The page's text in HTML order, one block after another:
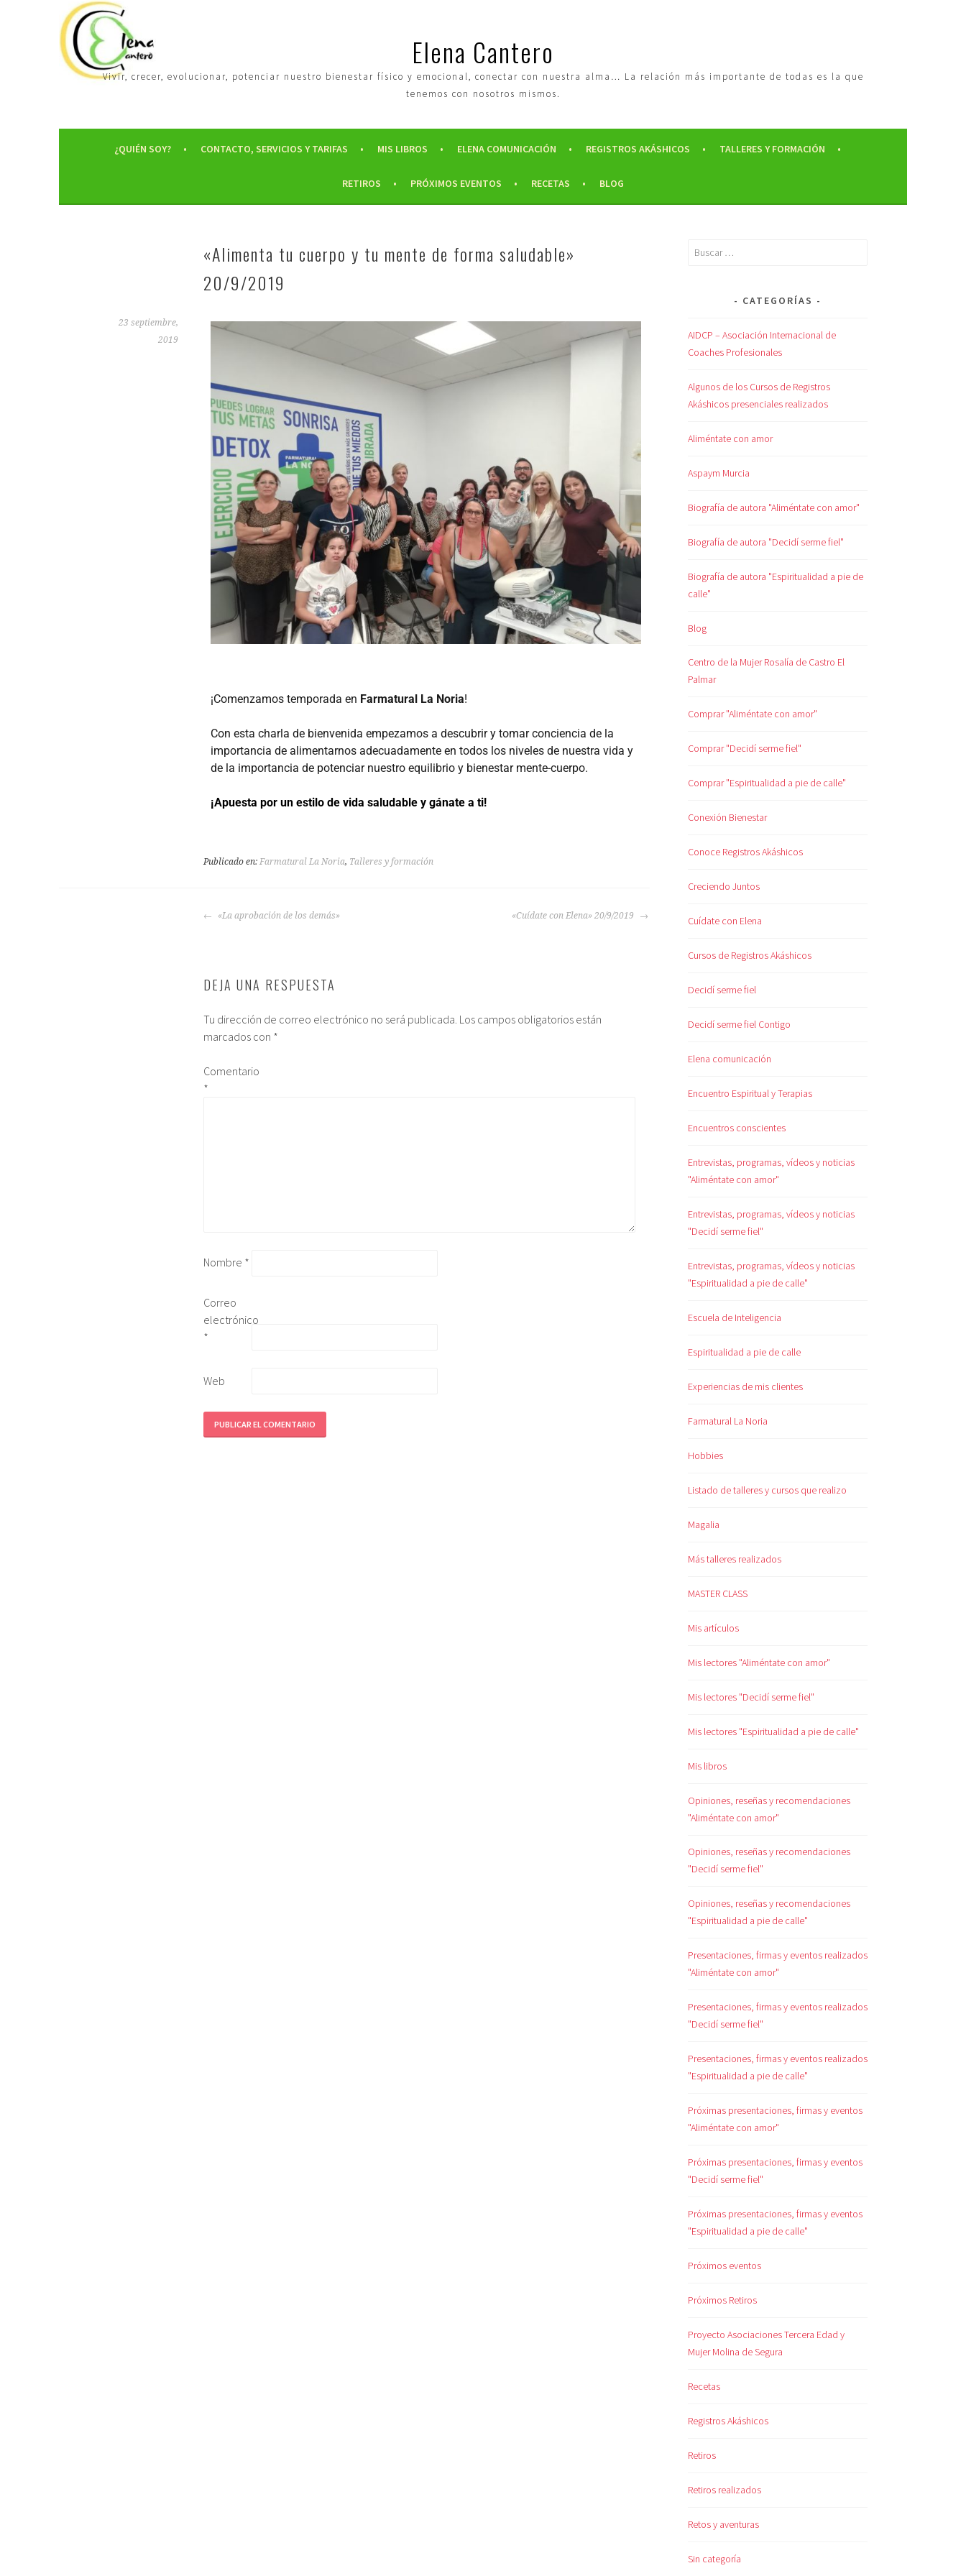
Elena Cantero
Vivir, crecer, evolucionar, potenciar nuestro bienestar físico y emocional, conectar con nuestra alma… La relación más importante de todas es la que
tenemos con nosotros mismos.
¿QUIÉN SOY? CONTACTO, SERVICIOS Y TARIFAS MIS LIBROS ELENA COMUNICACIÓN REGISTROS AKÁSHICOS TALLERES Y FORMACIÓN
RETIROS PRÓXIMOS EVENTOS RECETAS BLOG
«Alimenta tu cuerpo y tu mente de forma saludable»
20/9/2019
23 septiembre,
2019
¡Comenzamos temporada en Farmatural La Noria!
Con esta charla de bienvenida empezamos a descubrir y tomar conciencia de la
importancia de alimentarnos adecuadamente en todos los niveles de nuestra vida y
de la importancia de potenciar nuestro equilibrio y bienestar mente-cuerpo.
¡Apuesta por un estilo de vida saludable y gánate a ti!
Publicado en: Farmatural La Noria, Talleres y formación
«La aprobación de los demás» «Cuídate con Elena» 20/9/2019
DEJA UNA RESPUESTA
Tu dirección de correo electrónico no será publicada. Los campos obligatorios están
marcados con *
Comentario
*
Nombre *
Correo
electrónico
*
Web
CATEGORÍAS
AIDCP – Asociación Internacional de
Coaches Profesionales
Algunos de los Cursos de Registros
Akáshicos presenciales realizados
Aliméntate con amor
Aspaym Murcia
Biografía de autora "Aliméntate con amor"
Biografía de autora "Decidí serme fiel"
Biografía de autora "Espiritualidad a pie de
calle"
Blog
Centro de la Mujer Rosalía de Castro El
Palmar
Comprar "Aliméntate con amor"
Comprar "Decidí serme fiel"
Comprar "Espiritualidad a pie de calle"
Conexión Bienestar
Conoce Registros Akáshicos
Creciendo Juntos
Cuídate con Elena
Cursos de Registros Akáshicos
Decidí serme fiel
Decidí serme fiel Contigo
Elena comunicación
Encuentro Espiritual y Terapias
Encuentros conscientes
Entrevistas, programas, vídeos y noticias
"Aliméntate con amor"
Entrevistas, programas, vídeos y noticias
"Decidí serme fiel"
Entrevistas, programas, vídeos y noticias
"Espiritualidad a pie de calle"
Escuela de Inteligencia
Espiritualidad a pie de calle
Experiencias de mis clientes
Farmatural La Noria
Hobbies
Listado de talleres y cursos que realizo
Magalia
Más talleres realizados
MASTER CLASS
Mis artículos
Mis lectores "Aliméntate con amor"
Mis lectores "Decidí serme fiel"
Mis lectores "Espiritualidad a pie de calle"
Mis libros
Opiniones, reseñas y recomendaciones
"Aliméntate con amor"
Opiniones, reseñas y recomendaciones
"Decidí serme fiel"
Opiniones, reseñas y recomendaciones
"Espiritualidad a pie de calle"
Presentaciones, firmas y eventos realizados
"Aliméntate con amor"
Presentaciones, firmas y eventos realizados
"Decidí serme fiel"
Presentaciones, firmas y eventos realizados
"Espiritualidad a pie de calle"
Próximas presentaciones, firmas y eventos
"Aliméntate con amor"
Próximas presentaciones, firmas y eventos
"Decidí serme fiel"
Próximas presentaciones, firmas y eventos
"Espiritualidad a pie de calle"
Próximos eventos
Próximos Retiros
Proyecto Asociaciones Tercera Edad y
Mujer Molina de Segura
Recetas
Registros Akáshicos
Retiros
Retiros realizados
Retos y aventuras
Sin categoría